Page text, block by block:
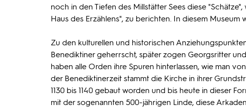
noch in den Tiefen des Millstätter Sees diese
Haus des Erzählens", zu berichten. In diesem
Zu den kulturellen und historischen
Benediktiner geherrscht, später zogen Georgsritter
haben alle Orden ihre Spuren hinterlassen, wie man
der Benediktinerzeit stammt die Kirche in ihrer
1130 bis 1140 gebaut worden und bis heute in dieser
mit der sogenannten 500-jährigen Linde, diese